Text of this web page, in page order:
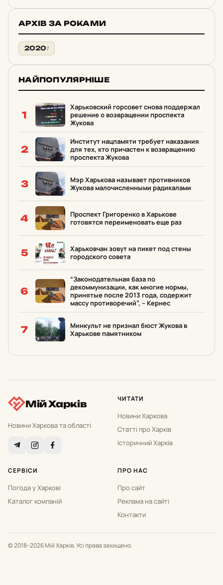
АРХІВ ЗА РОКАМИ
20207
НАЙПОПУЛЯРНІШЕ
1
Харьковский горсовет снова поддержал
решение о возвращении проспекта
Жукова
2
Институт нацпамяти требует наказания
для тех, кто причастен к возвращению
проспекта Жукова
3
Мэр Харькова называет противников
Жукова малочисленными радикалами
4
Проспект Григоренко в Харькове
готовятся переименовать еще раз
5
Харьковчан зовут на пикет под стены
городского совета
6
“Законодательная база по
декоммунизации, как многие нормы,
принятые после 2013 года, содержит
массу противоречий”, – Кернес
7
Минкульт не признал бюст Жукова в
Харькове памятником
Мій Харків
Новини Харкова та області
ЧИТАТИ
Новини Харкова
Статті про Харків
Історичний Харків
СЕРВІСИ
Погода у Харкові
Каталог компаній
ПРО НАС
Про сайт
Реклама на сайті
Контакти
© 2018–2026 Мій Харків. Усі права захищено.